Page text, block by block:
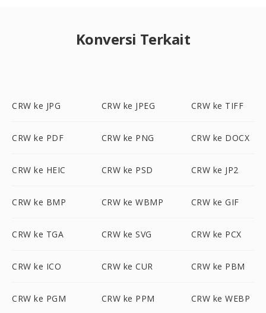
Konversi Terkait
CRW ke JPG CRW ke JPEG CRW ke TIFF
CRW ke PDF CRW ke PNG CRW ke DOCX
CRW ke HEIC CRW ke PSD CRW ke JP2
CRW ke BMP CRW ke WBMP CRW ke GIF
CRW ke TGA CRW ke SVG CRW ke PCX
CRW ke ICO CRW ke CUR CRW ke PBM
CRW ke PGM CRW ke PPM CRW ke WEBP